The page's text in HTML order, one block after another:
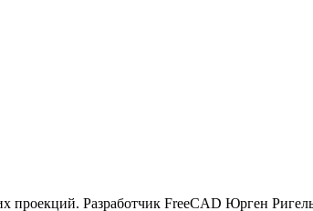
проекций. Разработчик FreeCAD Юрген